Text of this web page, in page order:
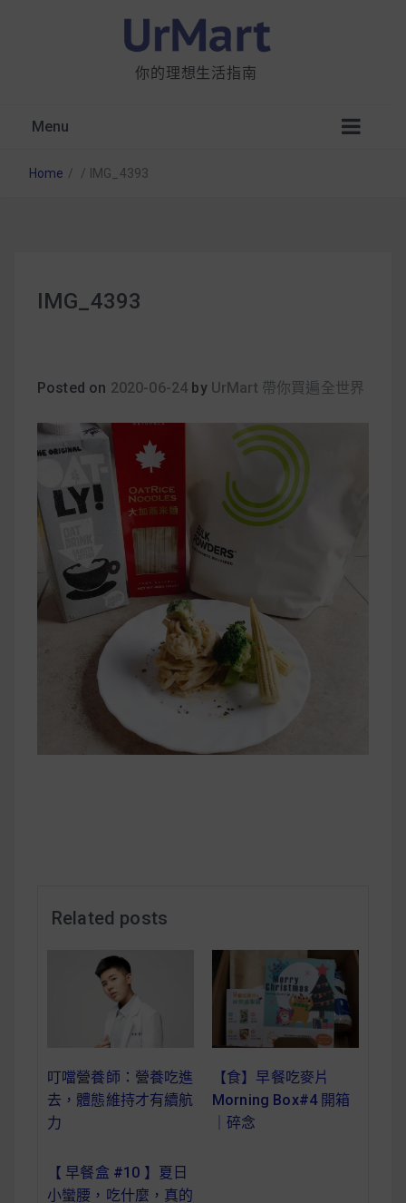
你的理想生活指南
Menu
析：成分、營養價值及其優缺點
簡單料理
健身重訓菜單
運動健身飲食建議
2020 年最新蛋白粉終極指南，讓你一次搞
清楚！
七大經典健身疑問，不要再被這些問題困擾
啦！
蔬食純素營養
純素料理食譜
蔬食純素餐廳推薦
Home / / IMG_4393
IMG_4393
Posted on 2020-06-24 by UrMart 帶你買遍全世界
Related posts
叮噹營養師：營養吃進
去，體態維持才有續航
力
【食】早餐吃麥片
Morning Box#4 開箱
｜碎念
【 早餐盒 #10 】夏日
小蠻腰，吃什麼，真的